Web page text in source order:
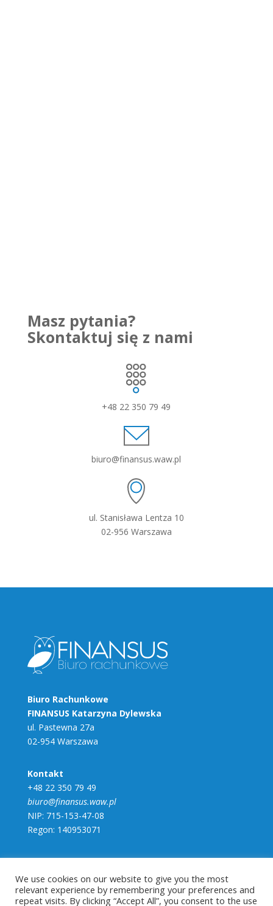
Masz pytania?
Skontaktuj się z nami
+48 22 350 79 49
biuro@finansus.waw.pl
ul. Stanisława Lentza 10
02-956 Warszawa
Biuro Rachunkowe
FINANSUS Katarzyna Dylewska
ul. Pastewna 27a
02-954 Warszawa
Kontakt
+48 22 350 79 49
biuro@finansus.waw.pl
NIP: 715-153-47-08
Regon: 140953071
Menu
Home
O Nas
Polityka Prywatności
We use cookies on our website to give you the most
relevant experience by remembering your preferences and
repeat visits. By clicking “Accept All”, you consent to the use